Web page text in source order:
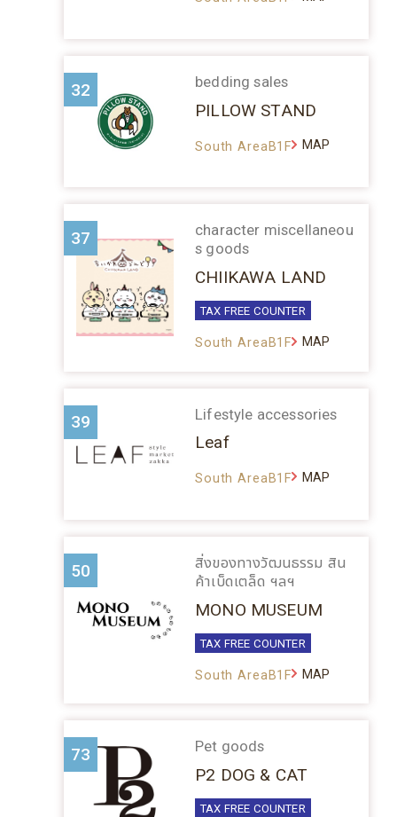
32 bedding sales
PILLOW STAND
South AreaB1F MAP
37
character miscellaneou
s goods
CHIIKAWA LAND
TAX FREE COUNTER
South AreaB1F MAP
39 Lifestyle accessories
Leaf
South AreaB1F MAP
50
สิ่งของทางวัฒนธรรม สิน
ค้าเบ็ดเตล็ด ฯลฯ
MONO MUSEUM
TAX FREE COUNTER
South AreaB1F MAP
73 Pet goods
P2 DOG & CAT
TAX FREE COUNTER